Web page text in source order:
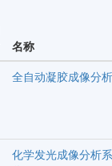
名称
全自动凝胶成像分
化学发光成像分析